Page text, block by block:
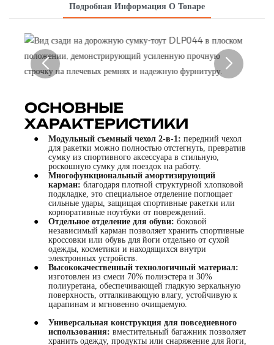
Подробная Информация О Товаре
ОСНОВНЫЕ
ХАРАКТЕРИСТИКИ
● Модульный съемный чехол 2-в-1: передний чехол
для ракетки можно полностью отстегнуть, превратив
сумку из спортивного аксессуара в стильную,
роскошную сумку для поездок на работу.
●
Многофункциональный амортизирующий
карман: благодаря плотной структурной хлопковой
подкладке, это специальное отделение поглощает
сильные удары, защищая спортивные ракетки или
корпоративные ноутбуки от повреждений.
● Отдельное отделение для обуви: боковой
независимый карман позволяет хранить спортивные
кроссовки или обувь для йоги отдельно от сухой
одежды, косметики и находящихся внутри
электронных устройств.
●
Высококачественный технологичный материал:
изготовлен из смеси 70% полиэстера и 30%
полиуретана, обеспечивающей гладкую зеркальную
поверхность, отталкивающую влагу, устойчивую к
царапинам и мгновенно очищаемую.
●
Универсальная конструкция для повседневного
использования: вместительный багажник позволяет
хранить одежду, продукты или снаряжение для йоги,